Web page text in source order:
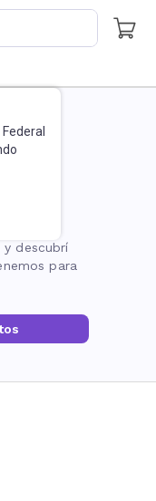
y descubrí
para